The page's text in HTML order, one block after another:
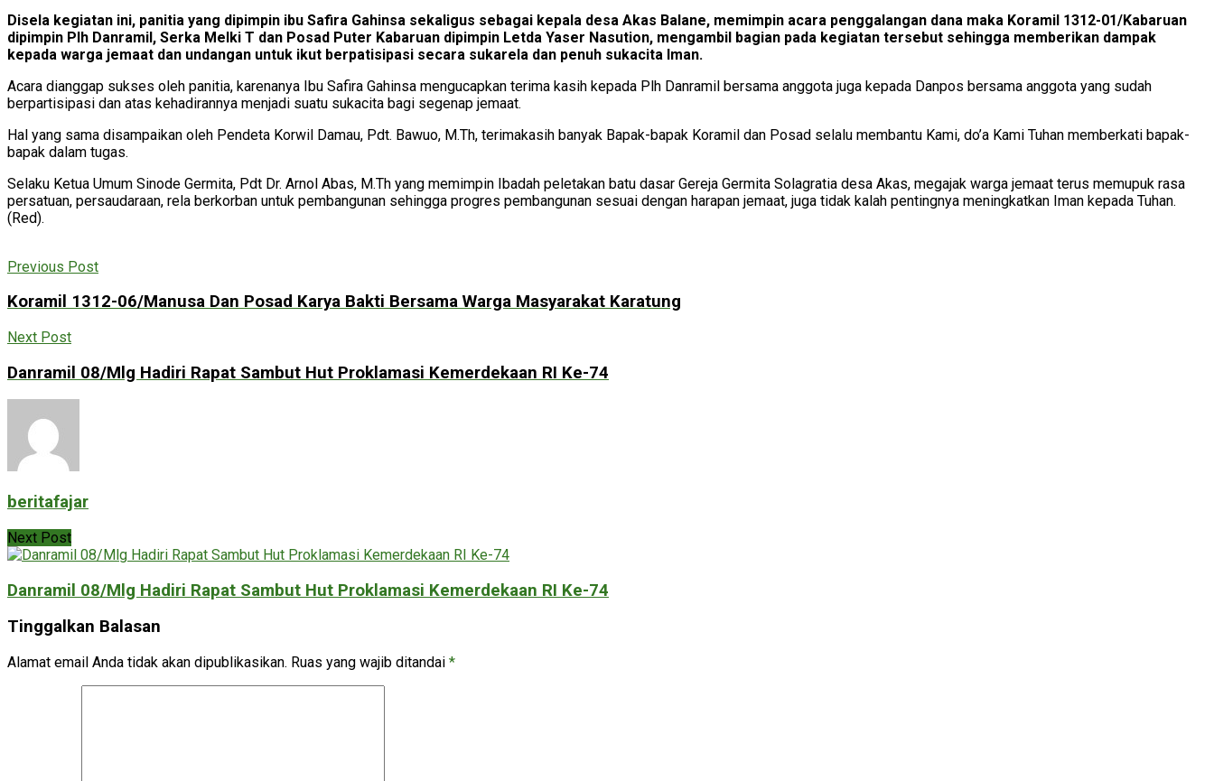
Disela kegiatan ini, panitia yang dipimpin ibu Safira Gahinsa sekaligus sebagai kepala desa Akas Balane, memimpin acara penggalangan dana maka Koramil 1312-01/Kabaruan
dipimpin Plh Danramil, Serka Melki T dan Posad Puter Kabaruan dipimpin Letda Yaser Nasution, mengambil bagian pada kegiatan tersebut sehingga memberikan dampak
kepada warga jemaat dan undangan untuk ikut berpatisipasi secara sukarela dan penuh sukacita Iman.
Acara dianggap sukses oleh panitia, karenanya Ibu Safira Gahinsa mengucapkan terima kasih kepada Plh Danramil bersama anggota juga kepada Danpos bersama anggota yang sudah
berpartisipasi dan atas kehadirannya menjadi suatu sukacita bagi segenap jemaat.
Hal yang sama disampaikan oleh Pendeta Korwil Damau, Pdt. Bawuo, M.Th, terimakasih banyak Bapak-bapak Koramil dan Posad selalu membantu Kami, do’a Kami Tuhan memberkati bapak-
bapak dalam tugas.
Selaku Ketua Umum Sinode Germita, Pdt Dr. Arnol Abas, M.Th yang memimpin Ibadah peletakan batu dasar Gereja Germita Solagratia desa Akas, megajak warga jemaat terus memupuk rasa
persatuan, persaudaraan, rela berkorban untuk pembangunan sehingga progres pembangunan sesuai dengan harapan jemaat, juga tidak kalah pentingnya meningkatkan Iman kepada Tuhan.
(Red).
Previous Post
Koramil 1312-06/Manusa Dan Posad Karya Bakti Bersama Warga Masyarakat Karatung
Next Post
Danramil 08/Mlg Hadiri Rapat Sambut Hut Proklamasi Kemerdekaan RI Ke-74
beritafajar
Next Post
Danramil 08/Mlg Hadiri Rapat Sambut Hut Proklamasi Kemerdekaan RI Ke-74
Tinggalkan Balasan
Alamat email Anda tidak akan dipublikasikan. Ruas yang wajib ditandai *